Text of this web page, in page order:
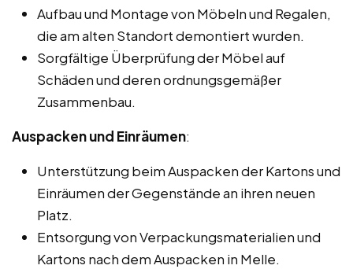
Aufbau und Montage von Möbeln und Regalen,
die am alten Standort demontiert wurden.
Sorgfältige Überprüfung der Möbel auf
Schäden und deren ordnungsgemäßer
Zusammenbau.
Auspacken und Einräumen:
Unterstützung beim Auspacken der Kartons und
Einräumen der Gegenstände an ihren neuen
Platz.
Entsorgung von Verpackungsmaterialien und
Kartons nach dem Auspacken in Melle.